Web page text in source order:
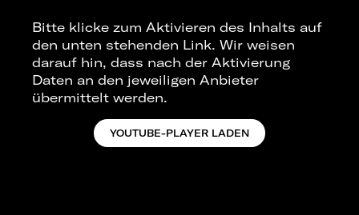
Bitte klicke zum Aktivieren des Inhalts auf
den unten stehenden Link. Wir weisen
darauf hin, dass nach der Aktivierung
Daten an den jeweiligen Anbieter
übermittelt werden.
YOUTUBE-PLAYER LADEN